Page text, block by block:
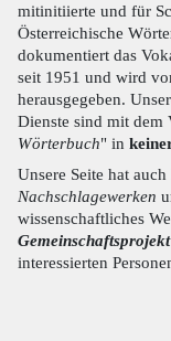
mitinitiierte und für
Österreichische
dokumentiert das
seit 1951 und wird
herausgegeben.
Dienste sind mit dem
Wörterbuch" in
Unsere Seite hat
Nachschlagewerken
wissenschaftliches
Gemeinschaftsprojekt
interessierten